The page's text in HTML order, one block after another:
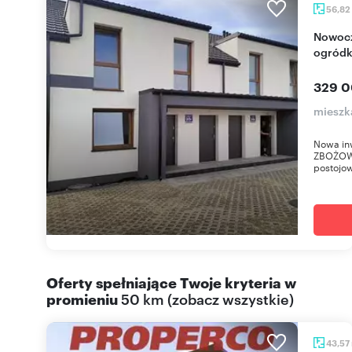
56,82
Nowoczesne 3-pokojowe mieszkanie z
329
Nowa
Oferty spełniające Twoje kryteria w
promieniu50 km (zobacz wszystkie)
43,57